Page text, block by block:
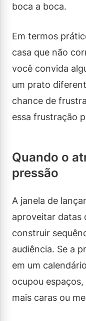
boca a boca.
Em termos
casa que não
você convida
um prato
chance de
essa frustração
Quando o
pressão
A janela de
aproveitar datas
construir
audiência. Se a
em um
ocupou
mais caras ou